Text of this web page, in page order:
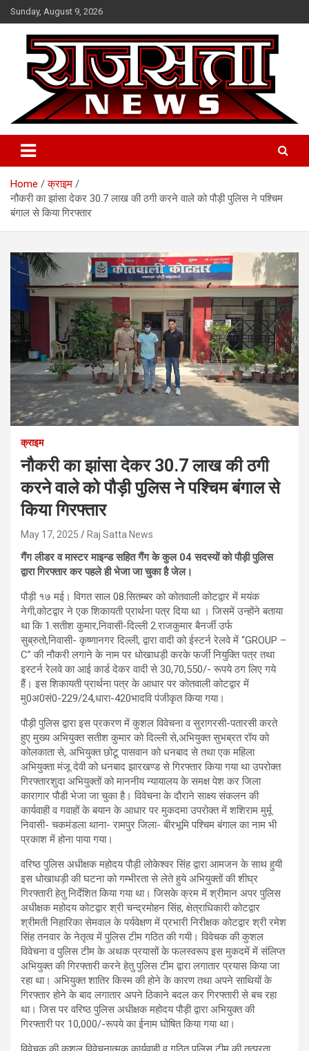
Skip
to
content
Sunday, August 9, 2026
Raj Satta News
Home
क्राइम
नौकरी का झांसा देकर 30.7 लाख की ठगी करने वाले को पौड़ी पुलिस ने पश्चिम
बंगाल से किया गिरफ्तार
क्राइम
नौकरी का झांसा देकर 30.7 लाख की ठगी
करने वाले को पौड़ी पुलिस ने पश्चिम बंगाल से
किया गिरफ्तार
May 17, 2025 Raj Satta News
गैंग लीडर व मास्टर माइन्ड सहित गैंग के कुल 04 सदस्यों को पौड़ी पुलिस
द्वारा गिरफ्तार कर पहले ही भेजा जा चुका है जेल।
पौड़ी १७ मई। विगत साल 08.सितम्बर को कोतवाली कोटद्वार में मयंक
नेगी,कोटद्वार ने एक शिकायती प्रार्थना पत्र दिया था । जिसमें उन्होंने बताया
था कि 1.सतीश कुमार,निवासी-दिल्ली 2.राजकुमार बैनर्जी उर्फ
सुब्रुतो,निवासी- कृष्णानगर दिल्ली, द्वारा वादी को ईस्टर्न रेलवे में “GROUP –
C” की नौकरी लगाने के नाम पर धोखाधड़ी करके फर्जी नियुक्ति पत्र तथा
इस्टर्न रेलवे का आई कार्ड देकर वादी से 30,70,550/- रूपये ठग लिए गये
हैं। इस शिकायती प्रार्थना पत्र के आधार पर कोतवाली कोटद्वार में
मु0अ0सं0-229/24,धारा-420भादवि पंजीकृत किया गया।
पौड़ी पुलिस द्वारा इस प्रकरण में कुशल विवेचना व सुरागरसी-पतारसी करते
हुए मुख्य अभियुक्त सतीश कुमार को दिल्ली से,अभियुक्त सुभब्रत रॉय को
कोलकाता से, अभियुक्त छोटू पासवान को धनबाद से तथा एक महिला
अभियुक्ता मंजू देवी को धनबाद झारखण्ड से गिरफ्तार किया गया था उपरोक्त
गिरफ्तारशुदा अभियुक्तों को माननीय न्यायालय के समक्ष पेश कर जिला
कारागार पौडी भेजा जा चुका है। विवेचना के दौराने साक्ष्य संकलन की
कार्यवाही व गवाहों के बयान के आधार पर मुकदमा उपरोक्त में शशिराम मुर्मू
निवासी- चकमंडला थाना- रामपुर जिला- बीरभूमि पश्चिम बंगाल का नाम भी
प्रकाश में होना पाया गया।
वरिष्ठ पुलिस अधीक्षक महोदय पौड़ी लोकेश्वर सिंह द्वारा आमजन के साथ हुयी
इस धोखाधड़ी की घटना को गम्भीरता से लेते हुये अभियुक्तों की शीघ्र
गिरफ्तारी हेतु निर्देशित किया गया था। जिसके क्रम में श्रीमान अपर पुलिस
अधीक्षक महोदय कोटद्वार श्री चन्द्रमोहन सिंह, क्षेत्राधिकारी कोटद्वार
श्रीमती निहारिका सेमवाल के पर्यवेक्षण में प्रभारी निरीक्षक कोटद्वार श्री रमेश
सिंह तनवार के नेतृत्व में पुलिस टीम गठित की गयी। विवेचक की कुशल
विवेचना व पुलिस टीम के अथक प्रयासों के फलस्वरूप इस मुकदमें में संलिप्त
अभियुक्त की गिरफ्तारी करने हेतु पुलिस टीम द्वारा लगातार प्रयास किया जा
रहा था। अभियुक्त शातिर किस्म की होने के कारण तथा अपने साथियों के
गिरफ्तार होने के बाद लगातार अपने ठिकाने बदल कर गिरफ्तारी से बच रहा
था। जिस पर वरिष्ठ पुलिस अधीक्षक महोदय पौड़ी द्वारा अभियुक्त की
गिरफ्तारी पर 10,000/-रूपये का ईनाम घोषित किया गया था।